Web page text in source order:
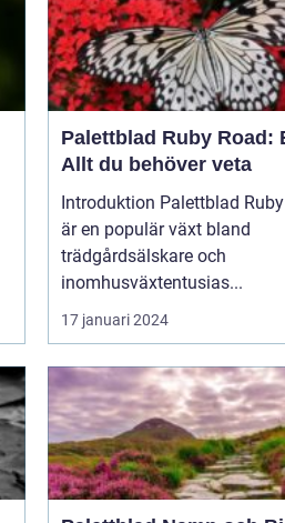
Palettblad Ruby Road:
Allt du behöver veta
Introduktion Palettblad Ruby Road
är en populär växt bland
trädgårdsälskare och
inomhusväxtentusias...
17 januari 2024